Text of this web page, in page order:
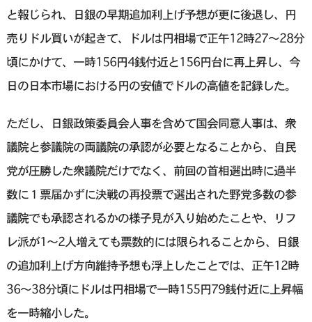
と報じられ、日銀の早期追加利上げ予想が更に後退し、円
売りドル買いが起きて、ドルは円相場で正午12時27〜28分
頃にかけて、一時156円4銭付近と156円台に再上昇し、今
日の日本市場における円の安値でドルの高値を記録した。
ただし、日銀政策委員会人事を含めて国会同意人事は、衆
議院と参議院の両議院の承認が必要となることから、自民
党が圧勝した衆議院だけでなく、前回の首相選出時に過半
数に１票届かずに決戦の再投票で選出された野党多数の参
議院でも承認されるかの様子見が入り始めたことや、リフ
レ派が1〜2人増えても票数的には限られることから、日銀
の追加利上げ方向維持予想も浮上したことでは、正午12時
36〜38分頃にドルは円相場で一時155円79銭付近に上昇幅
を一時縮小した。